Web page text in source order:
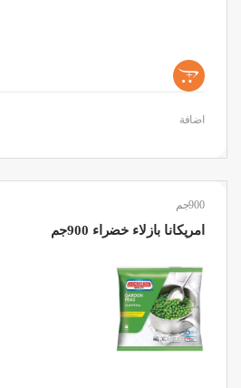
+
اضافة
900جم
امريكانا بازلاء خضراء 900جم